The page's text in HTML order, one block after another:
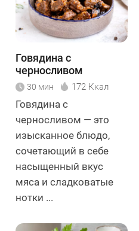
Говядина с
черносливом
30 мин 172 Ккал
Говядина с
черносливом — это
изысканное блюдо,
сочетающий в себе
насыщенный вкус
мяса и сладковатые
нотки ...